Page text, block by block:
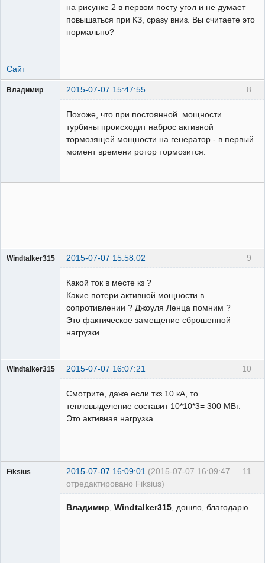
на рисунке 2 в первом посту угол и не думает
повышаться при КЗ, сразу вниз. Вы считаете это
нормально?
Сайт
8
Владимир 2015-07-07 15:47:55
Похоже, что при постоянной мощности
турбины происходит наброс активной
тормозящей мощности на генератор - в первый
момент времени ротор тормозится.
9
Windtalker315 2015-07-07 15:58:02
Какой ток в месте кз ?
Какие потери активной мощности в
сопротивлении ? Джоуля Ленца помним ?
Это фактическое замещение сброшенной
нагрузки
10
Windtalker315 2015-07-07 16:07:21
Смотрите, даже если ткз 10 кА, то
тепловыделение составит 10*10*3= 300 МВт.
Это активная нагрузка.
11
Fiksius 2015-07-07 16:09:01 (2015-07-07 16:09:47
отредактировано Fiksius)
Владимир Windtalker315 , дошло, благодарю